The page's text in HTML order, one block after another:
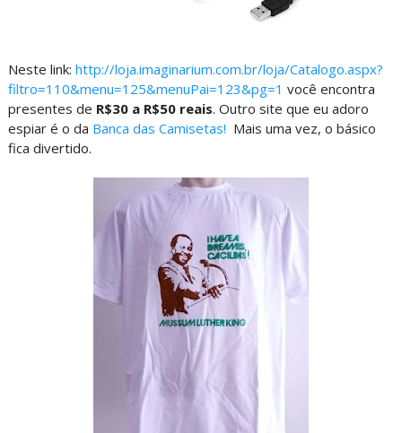
Neste link: http://loja.imaginarium.com.br/loja/Catalogo.aspx?
filtro=110&menu=125&menuPai=123&pg=1 você encontra
presentes de R$30 a R$50 reais. Outro site que eu adoro
espiar é o da Banca das Camisetas! Mais uma vez, o básico
fica divertido.